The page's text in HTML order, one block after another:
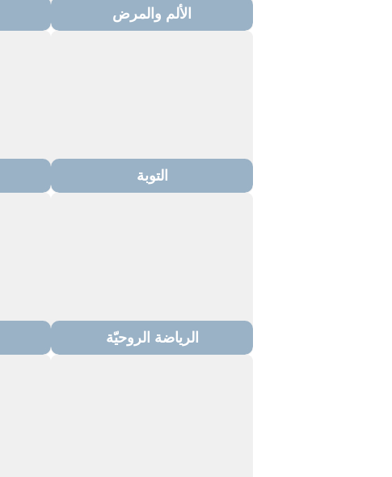
الألم والمرض
التوبة
الرياضة الروحيّة